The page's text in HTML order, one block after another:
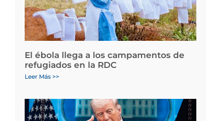
El ébola llega a los campamentos de
refugiados en la RDC
Leer Más >>